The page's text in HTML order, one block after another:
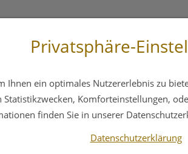
Hautpflege Familie
Privatsphäre-
Ihnen ein optimales Nutzererlebnis zu
Komforteinstellungen,
finden Sie in unserer
Datenschutzerklärung